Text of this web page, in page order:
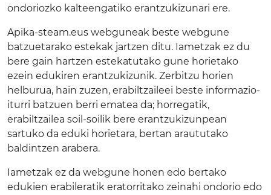
ondoriozko kalteengatiko erantzukizunari ere.
Apika-steam.eus webguneak beste webgune
batzuetarako estekak jartzen ditu. Iametzak ez du
bere gain hartzen estekatutako gune horietako
ezein edukiren erantzukizunik. Zerbitzu horien
helburua, hain zuzen, erabiltzaileei beste informazio-
iturri batzuen berri ematea da; horregatik,
erabiltzailea soil-soilik bere erantzukizunpean
sartuko da eduki horietara, bertan araututako
baldintzen arabera.
Iametzak ez da webgune honen edo bertako
edukien erabileratik eratorritako zeinahi ondorio edo